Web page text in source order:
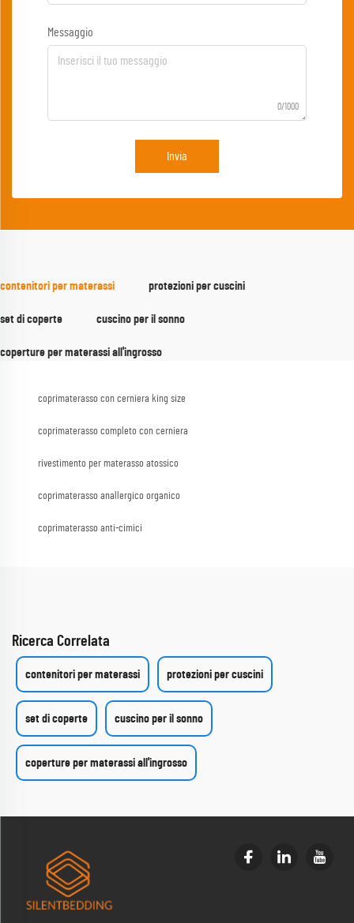
Messaggio
0/1000
Invia
contenitori per materassi protezioni per cuscini
set di coperte cuscino per il sonno
coperture per materassi all'ingrosso
coprimaterasso con cerniera king size
coprimaterasso completo con cerniera
rivestimento per materasso atossico
coprimaterasso anallergico organico
coprimaterasso anti-cimici
Ricerca Correlata
contenitori per materassi protezioni per cuscini
set di coperte cuscino per il sonno
coperture per materassi all'ingrosso